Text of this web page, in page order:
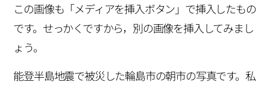
この画像も「メディアを挿入ボタン」で挿入したもの
です。せっかくですから，別の画像を挿入してみまし
ょう。
能登半島地震で被災した輪島市の朝市の写真です。私